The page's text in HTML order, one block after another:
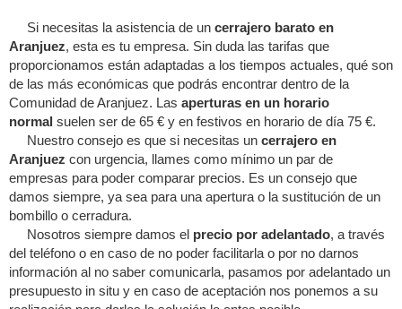
Si necesitas la asistencia de un cerrajero barato en
Aranjuez, esta es tu empresa. Sin duda las tarifas que
proporcionamos están adaptadas a los tiempos actuales, qué son
de las más económicas que podrás encontrar dentro de la
Comunidad de Aranjuez. Las aperturas en un horario
normal suelen ser de 65 € y en festivos en horario de día 75 €.
Nuestro consejo es que si necesitas un cerrajero en
Aranjuez con urgencia, llames como mínimo un par de
empresas para poder comparar precios. Es un consejo que
damos siempre, ya sea para una apertura o la sustitución de un
bombillo o cerradura.
Nosotros siempre damos el precio por adelantado, a través
del teléfono o en caso de no poder facilitarla o por no darnos
información al no saber comunicarla, pasamos por adelantado un
presupuesto in situ y en caso de aceptación nos ponemos a su